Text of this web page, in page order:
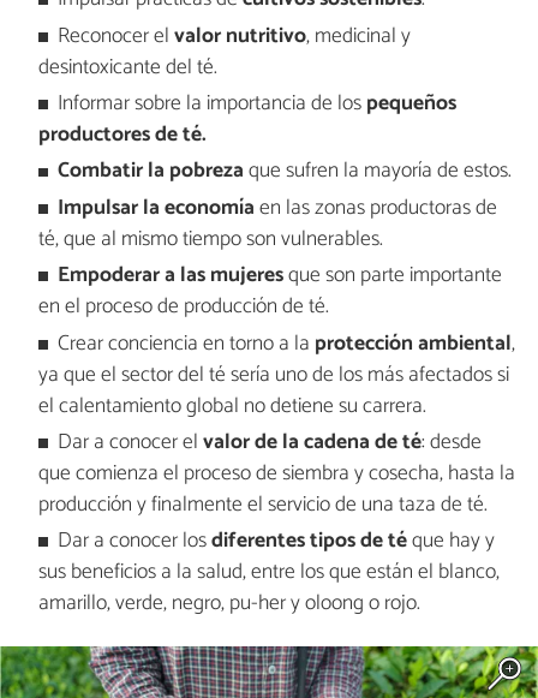
Reconocer elvalor nutritivo, medicinal y
desintoxicante del té.
Informar sobre la importancia de lospequeños
productores de té.
Combatir la pobrezaque sufren la mayoría de estos.
Impulsar la economíaen las zonas productoras de
té, que al mismo tiempo son vulnerables.
Empoderar a las mujeresque son parte importante
en el proceso de producción de té.
Crear conciencia en torno a la protección ambiental,
ya que el sector del té sería uno de los más afectados si
el calentamiento global no detiene su carrera.
Dar a conocer elvalor de la cadena de té: desde
que comienza el proceso de siembra y cosecha, hasta la
producción y finalmente el servicio de una taza de té.
Dar a conocer losdiferentes tipos de téque hay y
sus beneficios a la salud, entre los que están el blanco,
amarillo, verde, negro, pu-her y oloong o rojo.